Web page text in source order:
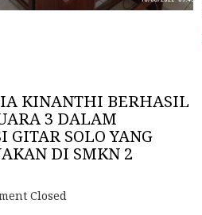
KINANTHI BERHASIL
3 DALAM
GITAR SOLO YANG
DI SMKN 2
Closed